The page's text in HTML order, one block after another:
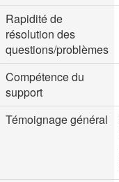
Rapidité de
résolution des
questions/problèmes
Compétence du
support
Témoignage général